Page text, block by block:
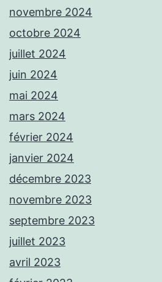
novembre 2024
octobre 2024
juillet 2024
juin 2024
mai 2024
mars 2024
février 2024
janvier 2024
décembre 2023
novembre 2023
septembre 2023
juillet 2023
avril 2023